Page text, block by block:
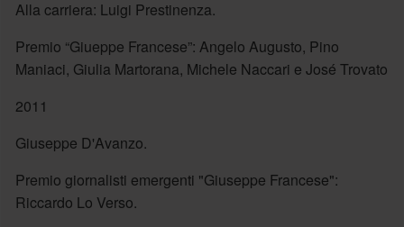
Alla carriera: Luigi Prestinenza.
Premio “Giueppe Francese”: Angelo Augusto, Pino
Maniaci, Giulia Martorana, Michele Naccari e José Trovato
2011
Giuseppe D'Avanzo.
Premio giornalisti emergenti "Giuseppe Francese":
Riccardo Lo Verso.